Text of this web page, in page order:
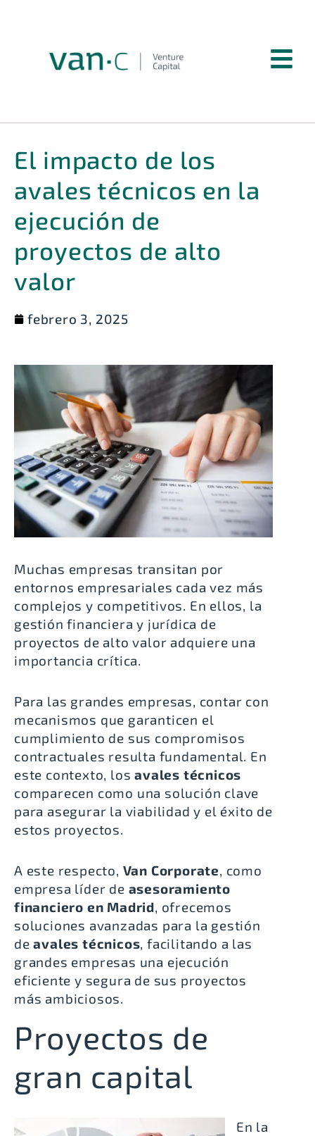
El impacto de los
avales técnicos en la
ejecución de
proyectos de alto
valor
febrero 3, 2025
Muchas empresas transitan por
entornos empresariales cada vez más
complejos y competitivos. En ellos, la
gestión financiera y jurídica de
proyectos de alto valor adquiere una
importancia crítica.
Para las grandes empresas, contar con
mecanismos que garanticen el
cumplimiento de sus compromisos
contractuales resulta fundamental. En
este contexto, losavales técnicos
comparecen como una solución clave
para asegurar la viabilidad y el éxito de
estos proyectos.
A este respecto, Van Corporate, como
empresa líder de asesoramiento
financiero en Madrid, ofrecemos
soluciones avanzadas para la gestión
deavales técnicos, facilitando a las
grandes empresas una ejecución
eficiente y segura de sus proyectos
más ambiciosos.
Proyectos de
gran capital
En la